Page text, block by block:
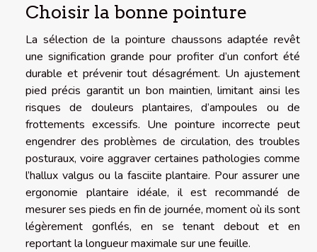
Choisir la bonne pointure
La sélection de la pointure chaussons adaptée revêt
une signification grande pour profiter d’un confort été
durable et prévenir tout désagrément. Un ajustement
pied précis garantit un bon maintien, limitant ainsi les
risques de douleurs plantaires, d’ampoules ou de
frottements excessifs. Une pointure incorrecte peut
engendrer des problèmes de circulation, des troubles
posturaux, voire aggraver certaines pathologies comme
l’hallux valgus ou la fasciite plantaire. Pour assurer une
ergonomie plantaire idéale, il est recommandé de
mesurer ses pieds en fin de journée, moment où ils sont
légèrement gonflés, en se tenant debout et en
reportant la longueur maximale sur une feuille.